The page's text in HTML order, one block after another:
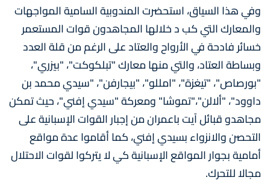
وفي هذا السياق، استحضرت المندوبية السامية المواجهات
والمعارك التي كب د خلالها المجاهدون قوات المستعمر
خسائر فادحة في الأرواح والعتاد على الرغم من قلة العدد
وبساطة العتاد، والتي منها معارك "تبلكوكت"، "بيزري"،
"بورصاص"، "تيغزة"، "امللو"، "بيجارفن"، "سيدي محمد بن
داوود"، "ألالن"،"تموشا" ومعركة "سيدي إفني"، حيث تمكن
مجاهدو قبائل آيت باعمران من إجبار القوات الإسبانية على
التحصن والانزواء بسيدي إفني، كما أقاموا عدة مواقع
أمامية بجوار المواقع الإسبانية كي لا يتركوا لقوات الاحتلال
مجالا للتحرك.